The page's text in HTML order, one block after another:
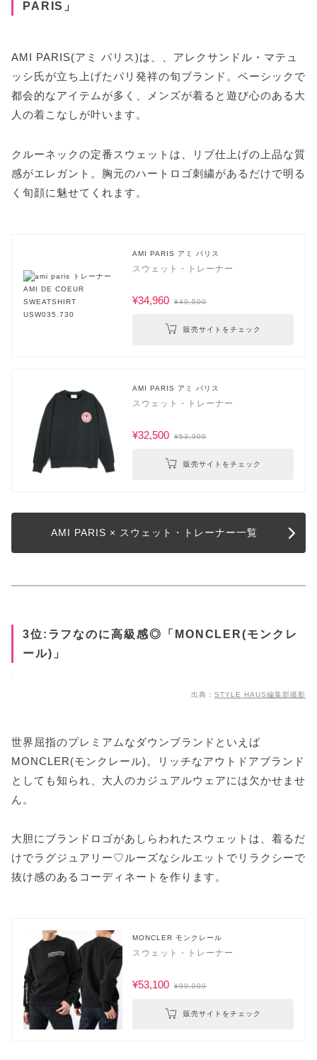
PARIS」
AMI PARIS(アミ パリス)は、、アレクサンドル・マテュ
ッシ氏が立ち上げたパリ発祥の旬ブランド。ベーシックで
都会的なアイテムが多く、メンズが着ると遊び心のある大
人の着こなしが叶います。
クルーネックの定番スウェットは、リブ仕上げの上品な質
感がエレガント。胸元のハートロゴ刺繍があるだけで明る
く旬顔に魅せてくれます。
AMI PARIS アミ パリス
スウェット・トレーナー
¥34,960 ¥49,500
販売サイトをチェック
AMI PARIS アミ パリス
スウェット・トレーナー
¥32,500 ¥53,900
販売サイトをチェック
AMI PARIS × スウェット・トレーナー一覧
3位:ラフなのに高級感◎「MONCLER(モンクレ
ール)」
出典： STYLE HAUS編集部撮影
世界屈指のプレミアムなダウンブランドといえば
MONCLER(モンクレール)。リッチなアウトドアブランド
としても知られ、大人のカジュアルウェアには欠かせませ
ん。
大胆にブランドロゴがあしらわれたスウェットは、着るだ
けでラグジュアリー♡ルーズなシルエットでリラクシーで
抜け感のあるコーディネートを作ります。
MONCLER モンクレール
スウェット・トレーナー
¥53,100 ¥99,000
販売サイトをチェック